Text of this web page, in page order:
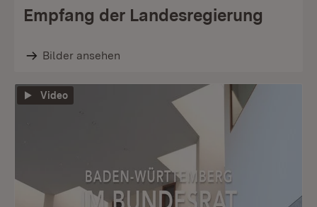
Empfang der Landesregierung
Bilder ansehen
Video